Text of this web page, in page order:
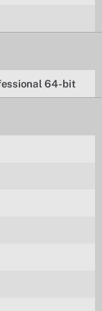
64-bit